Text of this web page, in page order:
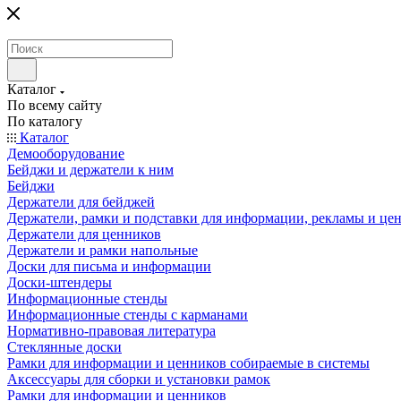
Каталог
По всему сайту
По каталогу
Каталог
Демооборудование
Бейджи и держатели к ним
Бейджи
Держатели для бейджей
Держатели, рамки и подставки для информации, рекламы и
Держатели для ценников
Держатели и рамки напольные
Доски для письма и информации
Доски-штендеры
Информационные стенды
Информационные стенды с карманами
Нормативно-правовая литература
Стеклянные доски
Рамки для информации и ценников собираемые в системы
Аксессуары для сборки и установки рамок
Рамки для информации и ценников